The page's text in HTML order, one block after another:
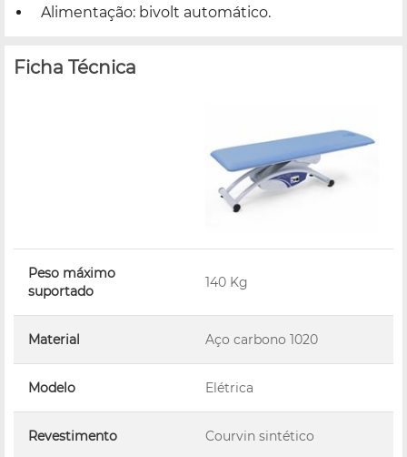
Alimentação: bivolt automático.
Ficha Técnica
Peso máximo
suportado
140 Kg
Material Aço carbono 1020
Modelo Elétrica
Revestimento Courvin sintético